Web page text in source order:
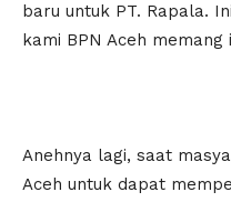
baru untuk PT. Rapala.
kami BPN Aceh
Anehnya lagi, saat
Aceh untuk dapat